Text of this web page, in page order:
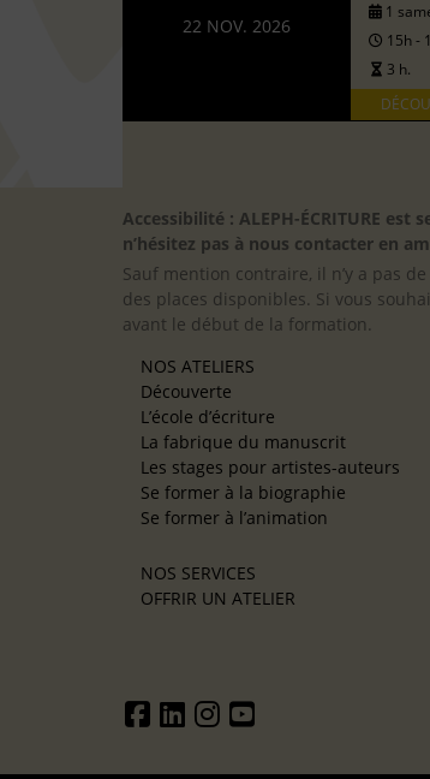
22 NOV. 2026
1
15h -
3 h.
Accessibilité : ALEPH-ÉCRITURE
n’hésitez pas à nous contacter en
Sauf mention contraire, il n’y a pas
des places disponibles. Si vous
avant le début de la formation.
NOS ATELIERS
Découverte
L’école d’écriture
La fabrique du manuscrit
Les stages pour artistes-auteurs
Se former à la biographie
Se former à l’animation
NOS SERVICES
OFFRIR UN ATELIER